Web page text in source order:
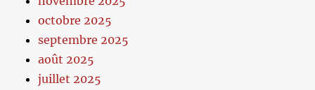
octobre 2025
septembre 2025
août 2025
juillet 2025